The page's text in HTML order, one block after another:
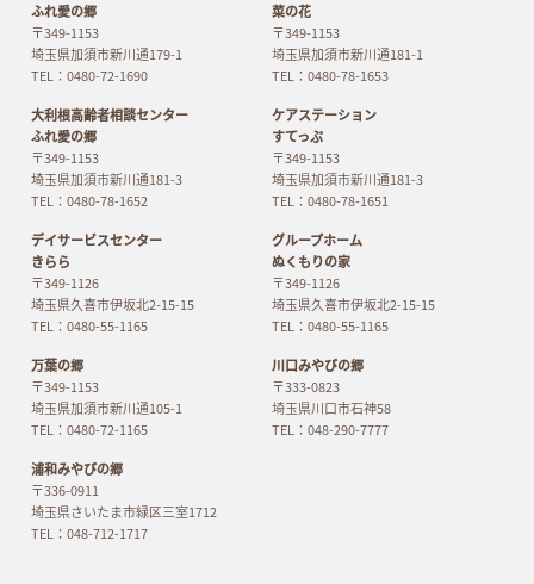
ふれ愛の郷
〒349-1153
埼玉県加須市新川通179-1
TEL：0480-72-1690
菜の花
〒349-1153
埼玉県加須市新川通181-1
TEL：0480-78-1653
大利根高齢者相談センター
ふれ愛の郷
〒349-1153
埼玉県加須市新川通181-3
TEL：0480-78-1652
ケアステーション
すてっぷ
〒349-1153
埼玉県加須市新川通181-3
TEL：0480-78-1651
デイサービスセンター
きらら
〒349-1126
埼玉県久喜市伊坂北2-15-15
TEL：0480-55-1165
グループホーム
ぬくもりの家
〒349-1126
埼玉県久喜市伊坂北2-15-15
TEL：0480-55-1165
万葉の郷
〒349-1153
埼玉県加須市新川通105-1
TEL：0480-72-1165
川口みやびの郷
〒333-0823
埼玉県川口市石神58
TEL：048-290-7777
浦和みやびの郷
〒336-0911
埼玉県さいたま市緑区三室1712
TEL：048-712-1717